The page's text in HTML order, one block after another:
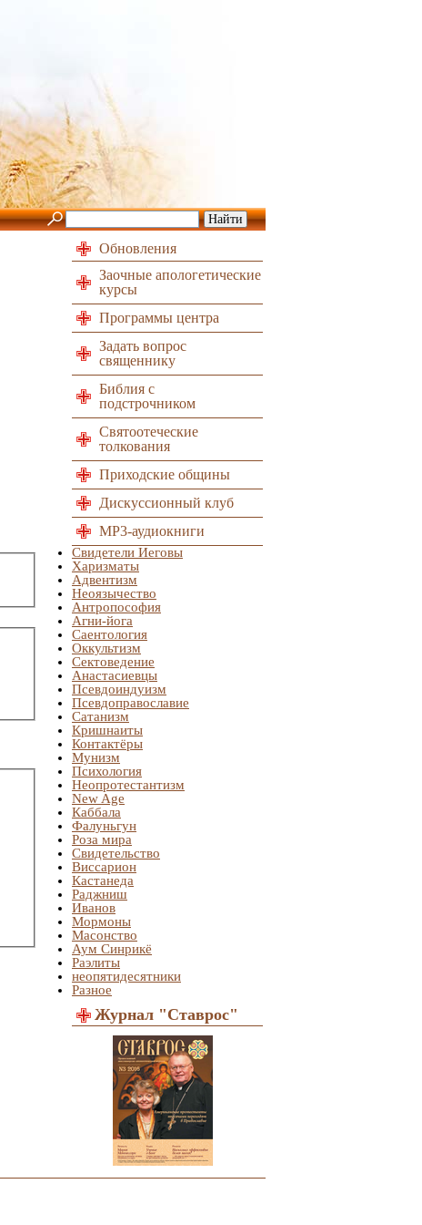
Обновления
Заочные апологетические
курсы
Программы центра
Задать вопрос
священнику
Библия с
подстрочником
Святоотеческие
толкования
Приходские общины
Дискуссионный клуб
MP3-аудиокниги
Свидетели Иеговы
Харизматы
Адвентизм
Неоязычество
Антропософия
Агни-йога
Саентология
Оккультизм
Сектоведение
Анастасиевцы
Псевдоиндуизм
Псевдоправославие
Сатанизм
Кришнаиты
Контактёры
Мунизм
Психология
Неопротестантизм
New Age
Каббала
Фалуньгун
Роза мира
Свидетельство
Виссарион
Кастанеда
Раджниш
Иванов
Мормоны
Масонство
Аум Синрикё
Раэлиты
неопятидесятники
Разное
Журнал "Ставрос"